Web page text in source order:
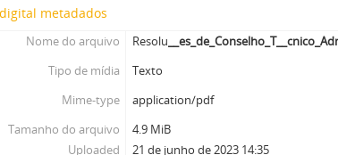
metadados
Nome do arquivo Resolu
Tipo de mídia
Texto
Mime-type
application/pdf
Tamanho do arquivo
4.9 MiB
Uploaded
21 de junho de 2023 14:35